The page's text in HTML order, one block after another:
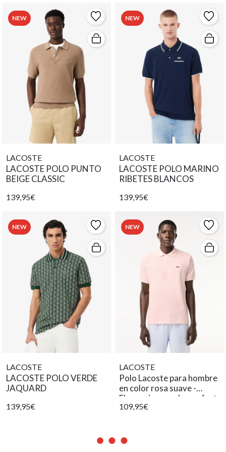
NEW
LACOSTE
LACOSTE POLO PUNTO
BEIGE CLASSIC
139,95€
NEW
LACOSTE
LACOSTE POLO MARINO
RIBETES BLANCOS
139,95€
NEW
LACOSTE
LACOSTE POLO VERDE
JAQUARD
139,95€
NEW
LACOSTE
Polo Lacoste para hombre
en color rosa suave -
Elegancia casual y confort
garantizado.
109,95€